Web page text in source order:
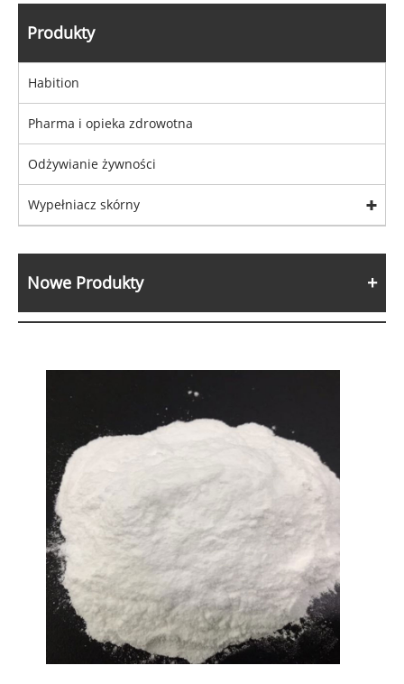
Produkty
Habition
Pharma i opieka zdrowotna
Odżywianie żywności
Wypełniacz skórny
Nowe Produkty